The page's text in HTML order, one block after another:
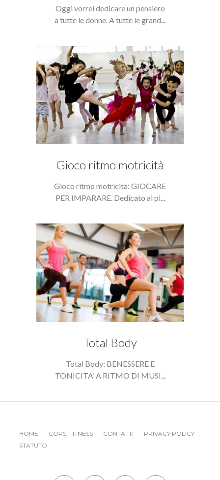
Oggi vorrei dedicare un pensiero
a tutte le donne. A tutte le grand...
Gioco ritmo motricità
Gioco ritmo motricità: GIOCARE
PER IMPARARE. Dedicato ai pi...
Total Body
Total Body: BENESSERE E
TONICITA’ A RITMO DI MUSI...
HOME CORSI FITNESS CONTATTI
PRIVACY POLICY
STATUTO